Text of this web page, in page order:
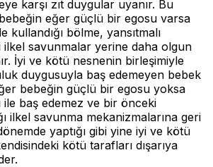
karşı zıt duygular uyanır. Bu
eğer güçlü bir egosu varsa
kullandığı bölme, yansıtmalı
ilkel savunmalar yerine daha olgun
İyi ve kötü nesnenin birleşimiyle
duygusuyla baş edemeyen bebek
bebeğin güçlü bir egosu yoksa
ile baş edemez ve bir önceki
ilkel savunma mekanizmalarına geri
yaptığı gibi yine iyi ve kötü
kötü tarafları dışarıya